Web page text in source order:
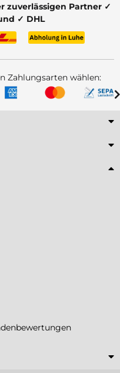
zuverlässigen Partner ✓
✓ DHL
Zahlungsarten wählen: